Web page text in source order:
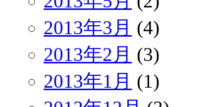
2013年3月 (4)
2013年2月 (3)
2013年1月 (1)